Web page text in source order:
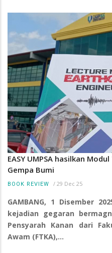
EASY UMPSA hasilkan
Gempa Bumi
BOOK REVIEW / 29 Dec 25
GAMBANG, 1 Disember
kejadian gegaran
Pensyarah Kanan dari
Awam (FTKA),…